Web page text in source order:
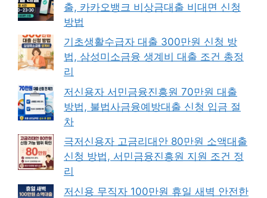
출, 카카오뱅크 비상금대출 비대면 신청
방법
기초생활수급자 대출 300만원 신청 방
법, 삼성미소금융 생계비 대출 조건 총정
리
저신용자 서민금융진흥원 70만원 대출
방법, 불법사금융예방대출 신청 입금 절
차
극저신용자 고금리대안 80만원 소액대출
신청 방법, 서민금융진흥원 지원 조건 정
리
저신용 무직자 100만원 휴일 새벽 안전한